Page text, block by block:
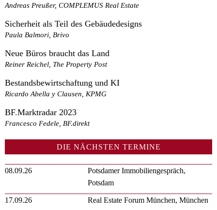
Andreas Preußer, COMPLEMUS Real Estate
Sicherheit als Teil des Gebäudedesigns
Paula Balmori, Brivo
Neue Büros braucht das Land
Reiner Reichel, The Property Post
Bestandsbewirtschaftung und KI
Ricardo Abella y Clausen, KPMG
BF.Marktradar 2023
Francesco Fedele, BF.direkt
DIE NÄCHSTEN TERMINE
08.09.26
Potsdamer Immobiliengespräch,
Potsdam
17.09.26 Real Estate Forum München, München